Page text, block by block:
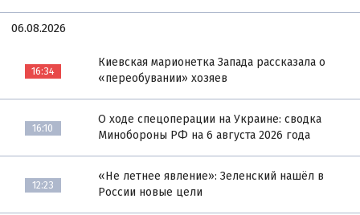
06.08.2026
16:34
Киевская марионетка Запада рассказала о
«переобувании» хозяев
16:10
О ходе спецоперации на Украине: сводка
Минобороны РФ на 6 августа 2026 года
12:23
«Не летнее явление»: Зеленский нашёл в
России новые цели